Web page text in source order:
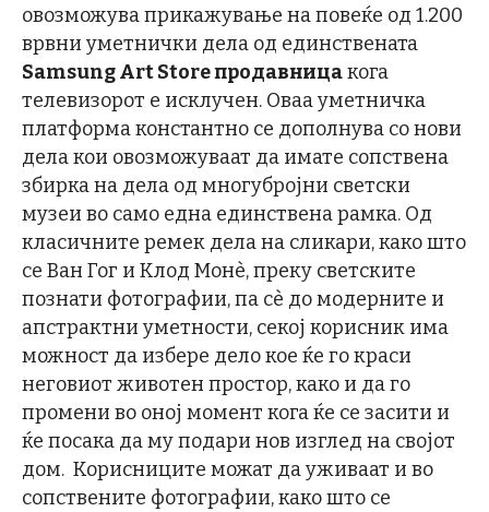
овозможува прикажување на повеќе од 1.200
врвни уметнички дела од единствената
Samsung Art Store продавницакога
телевизорот е исклучен. Оваа уметничка
платформа константно се дополнува со нови
дела кои овозможуваат да имате сопствена
збирка на дела од многубројни светски
музеи во само една единствена рамка. Од
класичните ремек дела на сликари, како што
се Ван Гог и Клод Монѐ, преку светските
познати фотографии, па сè до модерните и
апстрактни уметности, секој корисник има
можност да избере дело кое ќе го краси
неговиот животен простор, како и да го
промени во оној момент кога ќе се засити и
ќе посака да му подари нов изглед на својот
дом. Корисниците можат да уживаат и во
сопствените фотографии, како што се